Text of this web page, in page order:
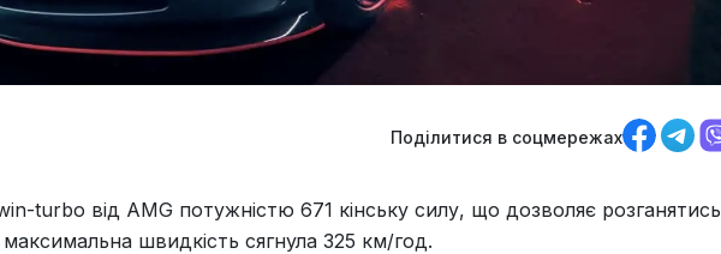
Поділитися в соцмережах
turbo від AMG потужністю 671 кінську силу, що дозволяє розганятись
швидкість сягнула 325 км/год.